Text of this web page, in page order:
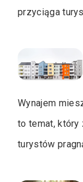
przyciąga
Wynajem
to temat, który
turystów